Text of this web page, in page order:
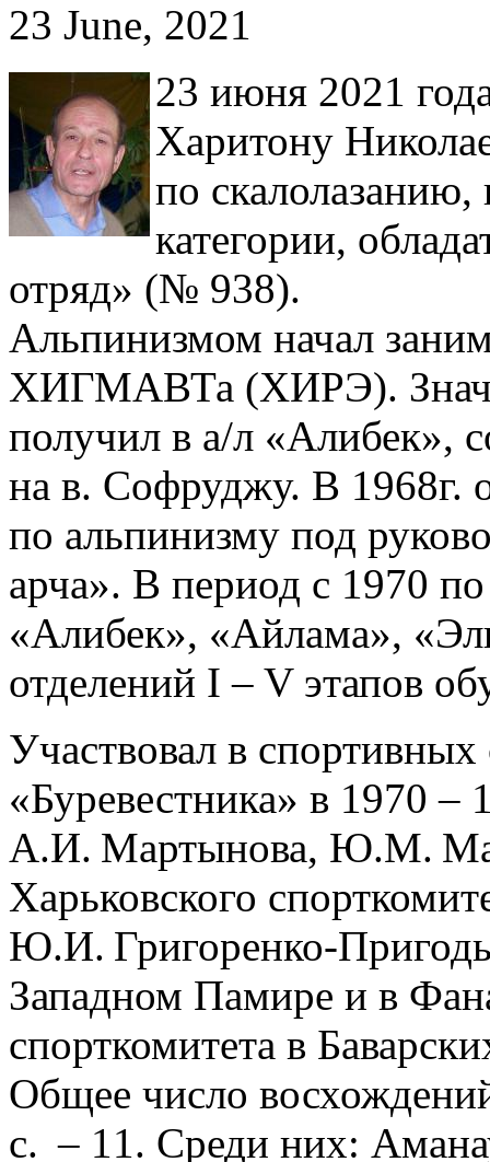
23 June, 2021
23 июня 2021
Харитону
по скалолазанию,
категории,
отряд» (№ 938).
Альпинизмом начал
ХИГМАВТа (ХИРЭ).
получил в а/л «Алибек»,
на в. Софруджу. В 1968г.
по альпинизму под
арча». В период с 1970
«Алибек», «Айлама»,
отделений I – V этапов
Участвовал в спортивных
«Буревестника» в 1970 –
А.И. Мартынова, Ю.М.
Харьковского
Ю.И. Григоренко-
Западном Памире и в
спорткомитета в
Общее число
с. – 11. Среди них: